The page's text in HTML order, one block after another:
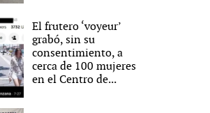
El frutero ‘voyeur’
grabó, sin su
consentimiento, a
cerca de 100 mujeres
en el Centro de...